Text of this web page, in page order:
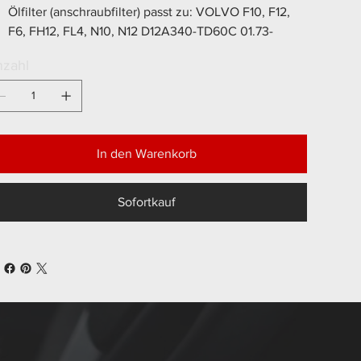
Ölfilter (anschraubfilter) passt zu: VOLVO F10, F12,
F6, FH12, FL4, N10, N12 D12A340-TD60C 01.73-
In den Warenkorb
Sofortkauf